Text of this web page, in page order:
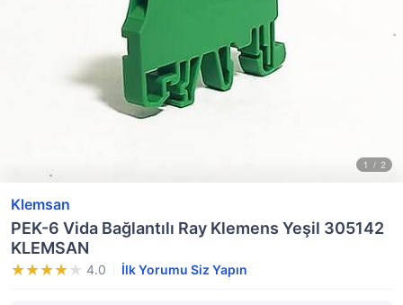
Klemsan
PEK-6 Vida Bağlantılı Ray Klemens Yeşil 305142
KLEMSAN
4.0 İlk Yorumu Siz Yapın